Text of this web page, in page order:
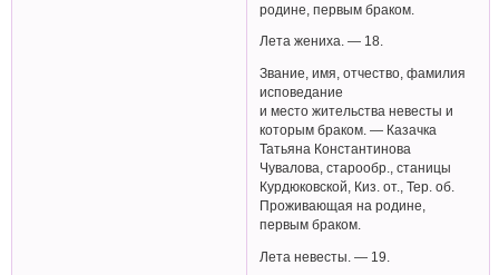
родине, первым браком.
Лета жениха. — 18.
Звание, имя, отчество, фамилия
исповедание
и место жительства невесты и
которым браком. — Казачка
Татьяна Константинова
Чувалова, старообр., станицы
Курдюковской, Киз. от., Тер. об.
Проживающая на родине,
первым браком.
Лета невесты. — 19.